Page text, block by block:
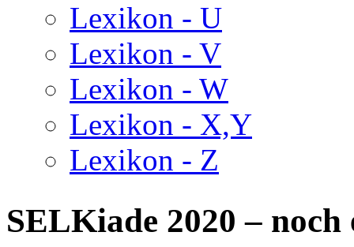
Lexikon - U
Lexikon - V
Lexikon - W
Lexikon - X,Y
Lexikon - Z
SELKiade 2020 –